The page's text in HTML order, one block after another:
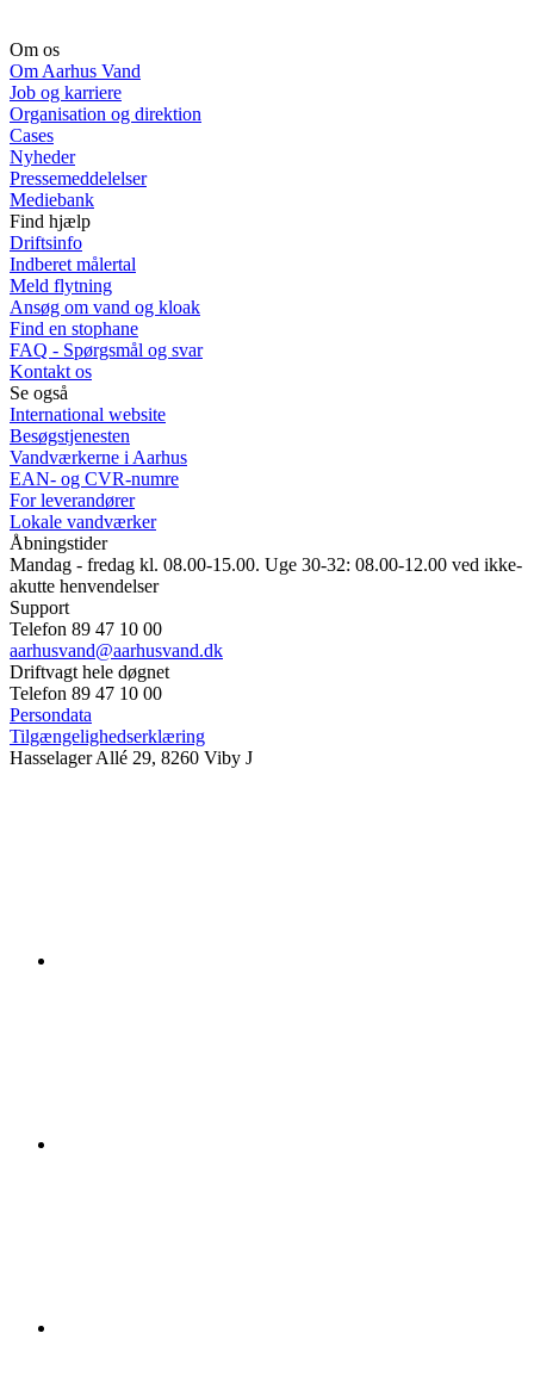
Om os
Om Aarhus Vand
Job og karriere
Organisation og direktion
Cases
Nyheder
Pressemeddelelser
Mediebank
Find hjælp
Driftsinfo
Indberet målertal
Meld flytning
Ansøg om vand og kloak
Find en stophane
FAQ - Spørgsmål og svar
Kontakt os
Se også
International website
Besøgstjenesten
Vandværkerne i Aarhus
EAN- og CVR-numre
For leverandører
Lokale vandværker
Åbningstider
Mandag - fredag kl. 08.00-15.00. Uge 30-32: 08.00-12.00 ved ikke-
akutte henvendelser
Support
Telefon 89 47 10 00
aarhusvand@aarhusvand.dk
Driftvagt hele døgnet
Telefon 89 47 10 00
Persondata
Tilgængelighedserklæring
Hasselager Allé 29, 8260 Viby J